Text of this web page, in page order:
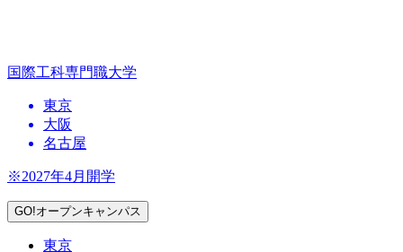
国際工科専門職大学
東京
大阪
名古屋
※2027年4月開学
GO!オープンキャンパス
東京